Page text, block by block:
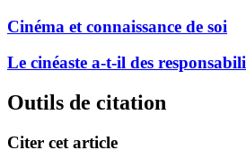
Cinéma et connaissance de soi
Le cinéaste a-t-il des
Outils de citation
Citer cet article